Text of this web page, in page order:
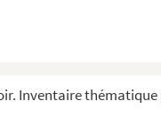
Inventaire